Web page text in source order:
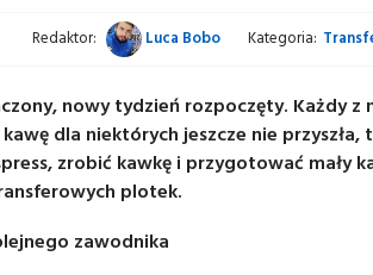
Redaktor: Luca Bobo Kategoria:
nowy tydzień rozpoczęty. Każdy z
dla niektórych jeszcze nie
zrobić kawkę i przygotować mały
plotek.
zawodnika